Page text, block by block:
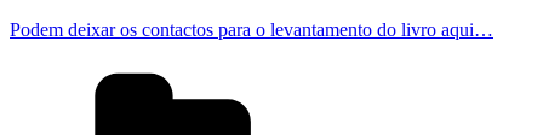
Podem deixar os contactos para o levantamento do livro aqui…